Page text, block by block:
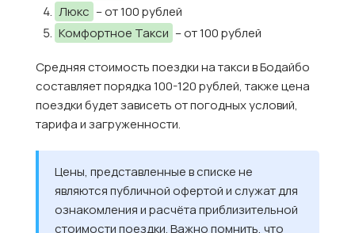
Люкс – от 100 рублей
Комфортное Такси – от 100 рублей
Средняя стоимость поездки на такси в Бодайбо
составляет порядка 100-120 рублей, также цена
поездки будет зависеть от погодных условий,
тарифа и загруженности.
Цены, представленные в списке не
являются публичной офертой и служат для
ознакомления и расчёта приблизительной
стоимости поездки. Важно помнить, что